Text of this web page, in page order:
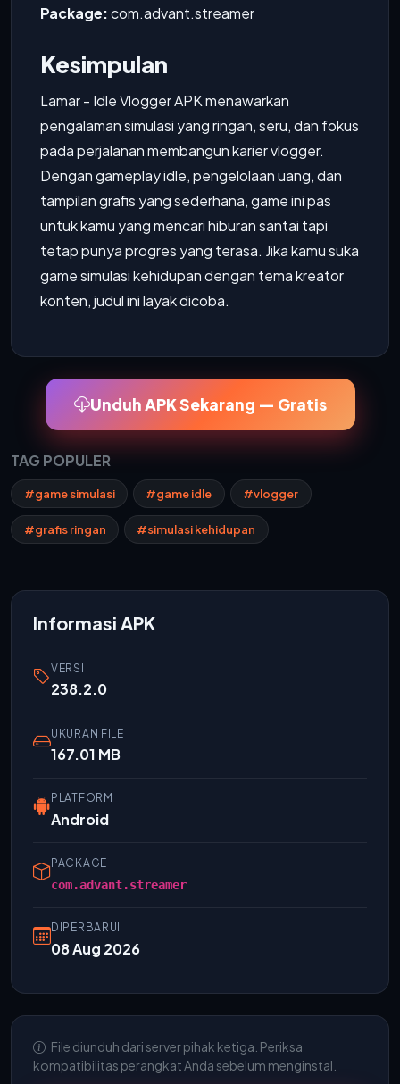
Package:com.advant.streamer
Kesimpulan
Lamar - Idle Vlogger APK menawarkan
pengalaman simulasi yang ringan, seru, dan fokus
pada perjalanan membangun karier vlogger.
Dengan gameplay idle, pengelolaan uang, dan
tampilan grafis yang sederhana, game ini pas
untuk kamu yang mencari hiburan santai tapi
tetap punya progres yang terasa. Jika kamu suka
game simulasi kehidupan dengan tema kreator
konten, judul ini layak dicoba.
Unduh APK Sekarang — Gratis
TAG POPULER
#game simulasi #game idle #vlogger
#grafis ringan #simulasi kehidupan
Informasi APK
VERSI
238.2.0
UKURAN FILE
167.01 MB
PLATFORM
Android
PACKAGE
com.advant.streamer
DIPERBARUI
08 Aug 2026
File diunduh dari server pihak ketiga. Periksa
kompatibilitas perangkat Anda sebelum menginstal.